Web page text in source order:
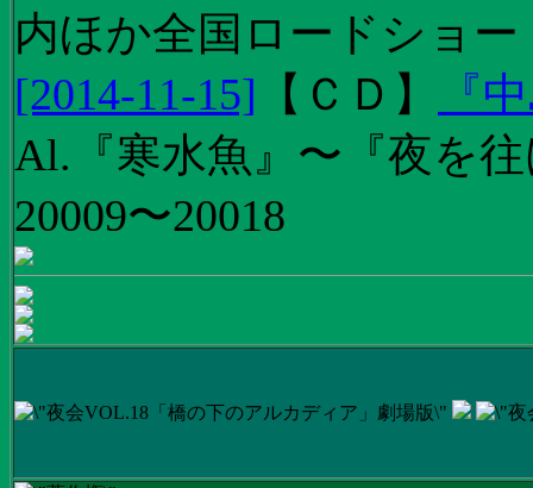
内ほか全国ロードショー
[2014-11-15] 【 ＣＤ 】
『
Al.『寒水魚』〜『夜を
20009〜20018